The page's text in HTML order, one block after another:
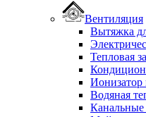
Вентиляция
Вытяжка
Тепловая
Ионизатор
Водяная
Канальные